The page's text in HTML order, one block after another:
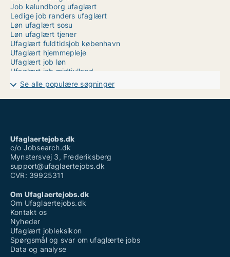
Job kalundborg ufaglært
Ledige job randers ufaglært
Løn ufaglært sosu
Løn ufaglært tjener
Ufaglært fuldtidsjob københavn
Ufaglært hjemmepleje
Ufaglært job løn
Ufaglært job midtjylland
Ufaglært job ouh
Ufaglært job på hospital
Ufaglært job vojens
Ufaglærte jobs odense
Vikar jobs ufaglært
Se alle populære søgninger
Ufaglaertejobs.dk
c/o Jobsearch.dk
Mynstersvej 3, Frederiksberg
support@ufaglaertejobs.dk
CVR: 39925311
Om Ufaglaertejobs.dk
Om Ufaglaertejobs.dk
Kontakt os
Nyheder
Ufaglært jobleksikon
Spørgsmål og svar om ufaglærte jobs
Data og analyse